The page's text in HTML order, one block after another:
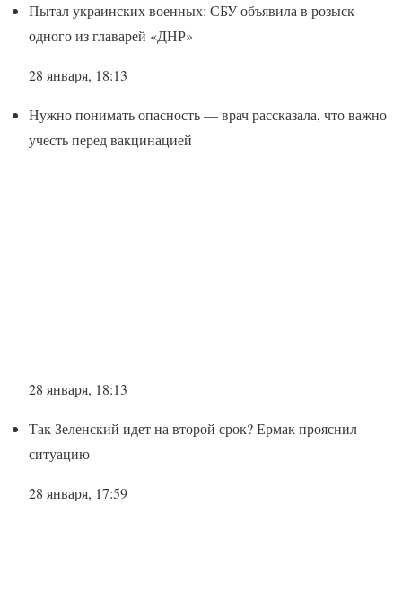
Пытал украинских военных: СБУ объявила в розыск
одного из главарей «ДНР»
28 января, 18:13
Нужно понимать опасность — врач рассказала, что важно
учесть перед вакцинацией
28 января, 18:13
Так Зеленский идет на второй срок? Ермак прояснил
ситуацию
28 января, 17:59